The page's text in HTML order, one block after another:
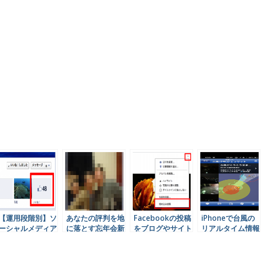
【運用段階別】ソ
シャルメディア
あなたの評判を地
に落とす忘年会新
Facebookの投稿
をブログやサイト
iPhoneで台風の
リアルタイム情報